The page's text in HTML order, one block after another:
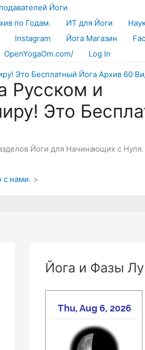
Йоги
по Годам. ИТ для Йоги
Instagram Йога Магазин
OpenYogaOm.com/ Log In
Русском и
Это
Йоги для Начинающих с Нуля.
с нами.
Йога и Фазы